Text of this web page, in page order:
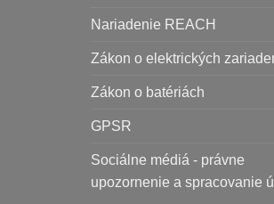
Nariadenie REACH
Zákon o elektrických
Zákon o batériách
GPSR
Sociálne médiá - právne
upozornenie a spracovanie